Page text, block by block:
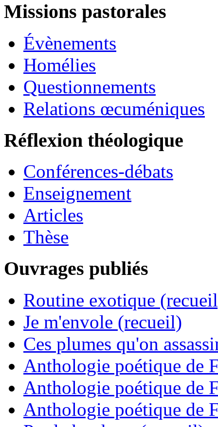
Missions pastorales
Évènements
Homélies
Questionnements
Relations œcuméniques
Réflexion théologique
Conférences-débats
Enseignement
Articles
Thèse
Ouvrages publiés
Routine exotique
Je m'envole (recueil)
Ces plumes qu'on
Anthologie poétique de
Anthologie poétique de
Anthologie poétique de